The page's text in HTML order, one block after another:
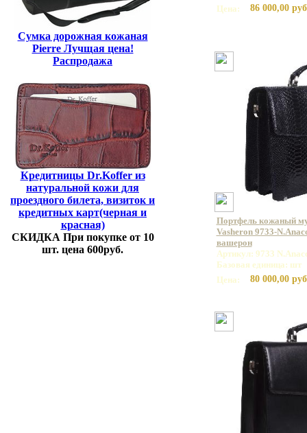
Сумка дорожная кожаная
Pierre Лучщая цена!
Распродажа
Кредитницы Dr.Koffer из
натуральной кожи для
проездного билета, визиток и
кредитных карт(черная и
красная)
СКИДКА При покупке от 10
шт. цена 600руб.
Цена:
86 000,00
Портфель кожаный
Vasheron 9733-
вашерон
Артикул: 9733
Базовая единица: шт
Цена:
80 000,00